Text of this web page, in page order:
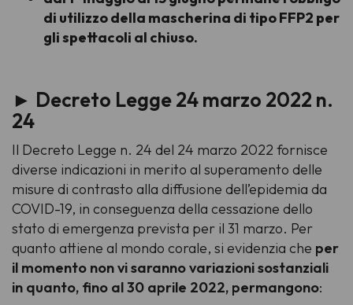
di utilizzo della mascherina di tipo FFP2 per
gli spettacoli al chiuso.
► Decreto Legge 24 marzo 2022 n.
24
Il Decreto Legge n. 24 del 24 marzo 2022 fornisce
diverse indicazioni in merito al superamento delle
misure di contrasto alla diffusione dell’epidemia da
COVID-19, in conseguenza della cessazione dello
stato di emergenza prevista per il 31 marzo. Per
quanto attiene al mondo corale, si evidenzia che per
il momento non vi saranno variazioni sostanziali
in quanto, fino al 30 aprile 2022, permangono: